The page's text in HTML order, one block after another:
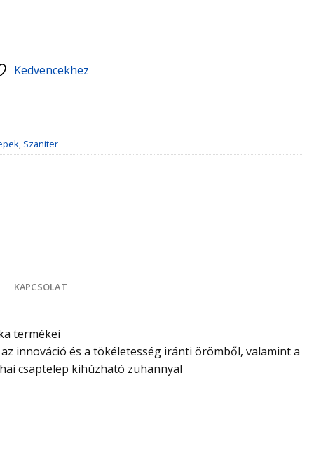
Kedvencekhez
Szaniter
KAPCSOLAT
termékei
innováció és a tökéletesség iránti örömből, valamint a
csaptelep kihúzható zuhannyal